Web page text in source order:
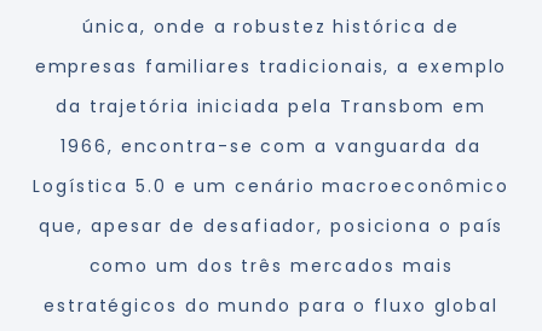
única, onde a robustez histórica de
empresas familiares tradicionais, a exemplo
da trajetória iniciada pela Transbom em
1966, encontra-se com a vanguarda da
Logística 5.0 e um cenário macroeconômico
que, apesar de desafiador, posiciona o país
como um dos três mercados mais
estratégicos do mundo para o fluxo global